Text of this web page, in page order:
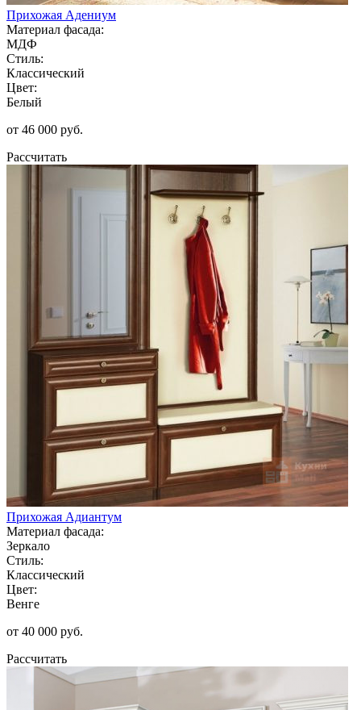
Прихожая Адениум
Материал фасада:
МДФ
Стиль:
Классический
Цвет:
Белый
от 46 000 руб.
Рассчитать
Прихожая Адиантум
Материал фасада:
Зеркало
Стиль:
Классический
Цвет:
Венге
от 40 000 руб.
Рассчитать